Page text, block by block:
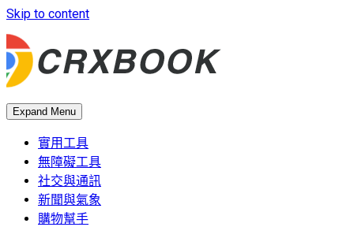
Skip to content
Expand Menu
實用工具
無障礙工具
社交與通訊
新聞與氣象
購物幫手